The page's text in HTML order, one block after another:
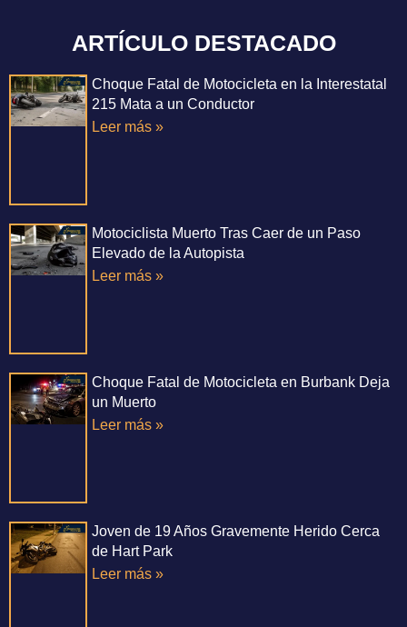
ARTÍCULO DESTACADO
Choque Fatal de Motocicleta en la Interestatal
215 Mata a un Conductor
Leer más »
Motociclista Muerto Tras Caer de un Paso
Elevado de la Autopista
Leer más »
Choque Fatal de Motocicleta en Burbank Deja
un Muerto
Leer más »
Joven de 19 Años Gravemente Herido Cerca
de Hart Park
Leer más »